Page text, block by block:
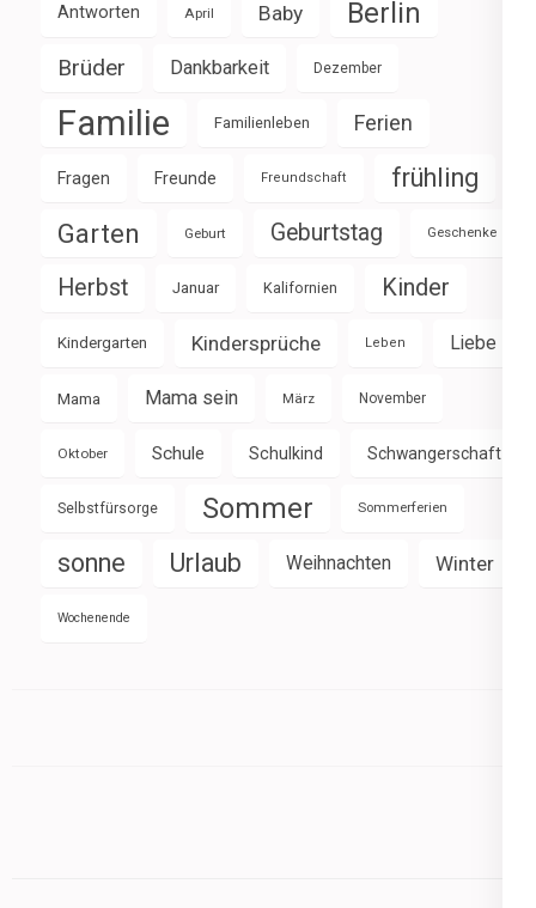
Antworten April Baby Berlin
Brüder Dankbarkeit Dezember
Familie Familienleben Ferien
Fragen Freunde Freundschaft frühling
Garten Geburt Geburtstag Geschenke
Herbst Januar Kalifornien Kinder
Kindergarten Kindersprüche Leben Liebe
Mama Mama sein März November
Oktober Schule Schulkind Schwangerschaft
Selbstfürsorge Sommer Sommerferien
sonne Urlaub Weihnachten Winter
Wochenende